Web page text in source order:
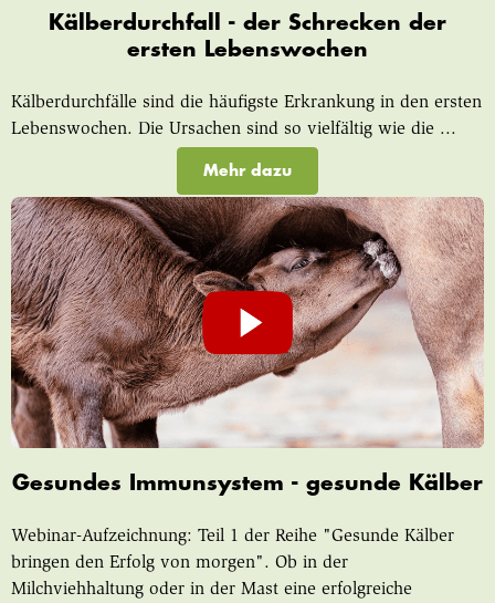
Kälberdurchfall - der Schrecken der
ersten Lebenswochen
Kälberdurchfälle sind die häufigste Erkrankung in den ersten
Lebenswochen. Die Ursachen sind so vielfältig wie die ...
Mehr dazu
Gesundes Immunsystem - gesunde Kälber
Webinar-Aufzeichnung: Teil 1 der Reihe "Gesunde Kälber
bringen den Erfolg von morgen". Ob in der
Milchviehhaltung oder in der Mast eine erfolgreiche